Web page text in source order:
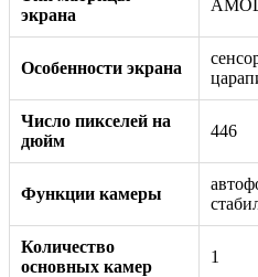
экрана
Особенности экрана
Число пикселей на
дюйм
446
Функции камеры
Количество
основных камер
1